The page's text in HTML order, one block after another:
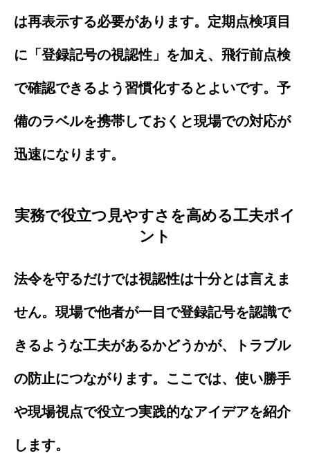
は再表示する必要があります。定期点検項目
に「登録記号の視認性」を加え、飛行前点検
で確認できるよう習慣化するとよいです。予
備のラベルを携帯しておくと現場での対応が
迅速になります。
実務で役立つ見やすさを高める工夫ポイ
ント
法令を守るだけでは視認性は十分とは言えま
せん。現場で他者が一目で登録記号を認識で
きるような工夫があるかどうかが、トラブル
の防止につながります。ここでは、使い勝手
や現場視点で役立つ実践的なアイデアを紹介
します。